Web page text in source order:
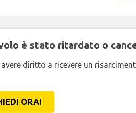
è stato ritardato o
diritto a ricevere un
ORA!